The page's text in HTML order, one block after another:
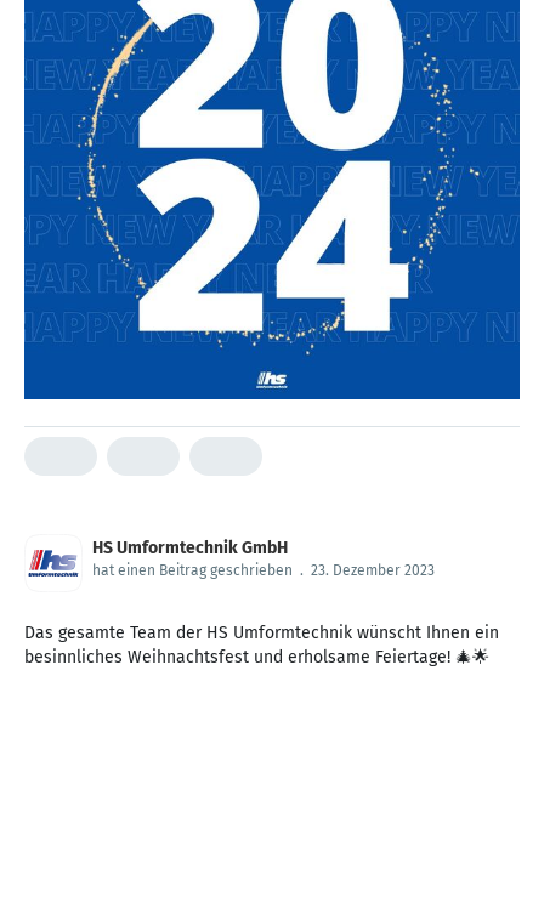
HS Umformtechnik GmbH
hat einen Beitrag geschrieben . 23. Dezember 2023
Das gesamte Team der HS Umformtechnik wünscht Ihnen ein
besinnliches Weihnachtsfest und erholsame Feiertage! 🎄🌟